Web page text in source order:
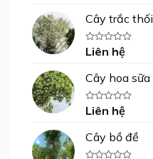
0
5
Cây trắc thối
Được
0
5
Liên hệ
Cây hoa sữa
Được
0
5
Liên hệ
Cây bồ đề